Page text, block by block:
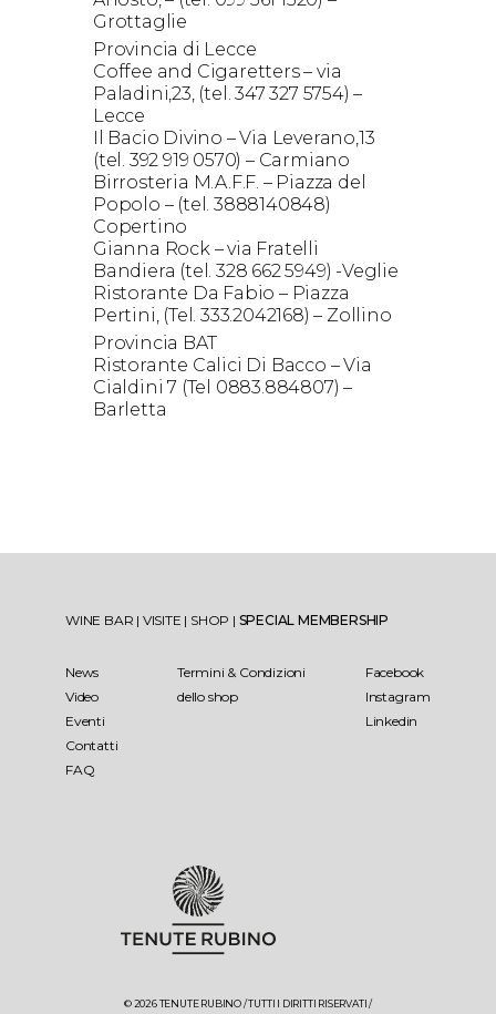
Grottaglie
Provincia di Lecce
Coffee and Cigaretters – via
Paladini,23, (tel. 347 327 5754) –
Lecce
Il Bacio Divino – Via Leverano,13
(tel. 392 919 0570) – Carmiano
Birrosteria M.A.F.F. – Piazza del
Popolo – (tel. 3888140848)
Copertino
Gianna Rock – via Fratelli
Bandiera (tel. 328 662 5949) -Veglie
Ristorante Da Fabio – Piazza
Pertini, (Tel. 333.2042168) – Zollino
Provincia BAT
Ristorante Calici Di Bacco – Via
Cialdini 7 (Tel 0883.884807) –
Barletta
WINE BAR | VISITE | SHOP | SPECIAL MEMBERSHIP
News
Video
Eventi
Contatti
FAQ
Termini & Condizioni
dello shop
Facebook
Instagram
Linkedin
© 2026 TENUTE RUBINO / TUTTI I DIRITTI RISERVATI /